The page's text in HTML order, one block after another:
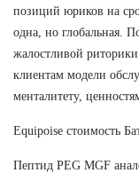
позиций юриков на
одна, но глобальная.
жалостливой
клиентам модели
менталитету,
Equipoise стоимость
Пептид PEG MGF